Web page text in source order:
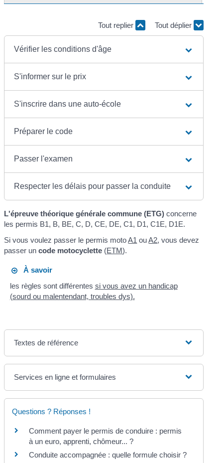
Tout replier Tout déplier
Vérifier les conditions d'âge
S'informer sur le prix
S'inscrire dans une auto-école
Préparer le code
Passer l'examen
Respecter les délais pour passer la conduite
L'épreuve théorique générale commune (ETG) concerne
les permis B1, B, BE, C, D, CE, DE, C1, D1, C1E, D1E.
Si vous voulez passer le permis motoA1 ouA2, vous devez
passer uncode motocyclette (ETM).
À savoir
les règles sont différentes si vous avez un handicap
(sourd ou malentendant, troubles dys).
Textes de référence
Services en ligne et formulaires
Questions ? Réponses !
Comment payer le permis de conduire : permis
à un euro, apprenti, chômeur... ?
Conduite accompagnée : quelle formule choisir ?